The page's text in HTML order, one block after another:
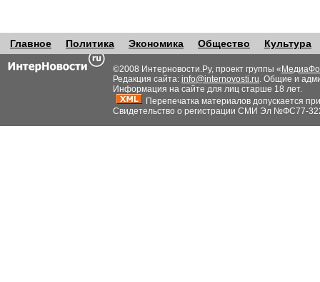
Главное Политика Экономика Общество Культура
©2008 Интерновости.Ру, проект группы «
Редакция сайта: info@internovosti.ru. Общие и
Информация на сайте для лиц старше 18 лет.
Перепечатка материалов допускается
Свидетельство о регистрации СМИ Эл №ФС77-